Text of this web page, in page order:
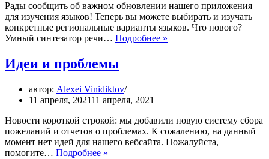
Рады сообщить об важном обновлении нашего приложения
для изучения языков! Теперь вы можете выбирать и изучать
конкретные региональные варианты языков. Что нового?
Умный синтезатор речи… Подробнее »
Идеи и проблемы
автор: Alexei Vinidiktov
11 апреля, 202111 апреля, 2021
Новости короткой строкой: мы добавили новую систему сбора
пожеланий и отчетов о проблемах. К сожалению, на данный
момент нет идей для нашего вебсайта. Пожалуйста,
помогите… Подробнее »